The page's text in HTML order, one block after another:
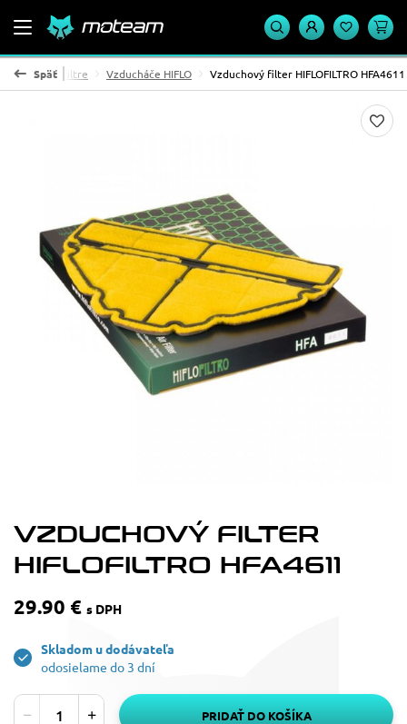
Späť
Vzduchové filtre Vzducháče HIFLO Vzduchový filter HIFLOFILTRO HFA4611
VZDUCHOVÝ FILTER
HIFLOFILTRO HFA4611
29.90 € s DPH
Skladom u dodávateľa
odosielame do 3 dní
PRIDAŤ DO KOŠÍKA